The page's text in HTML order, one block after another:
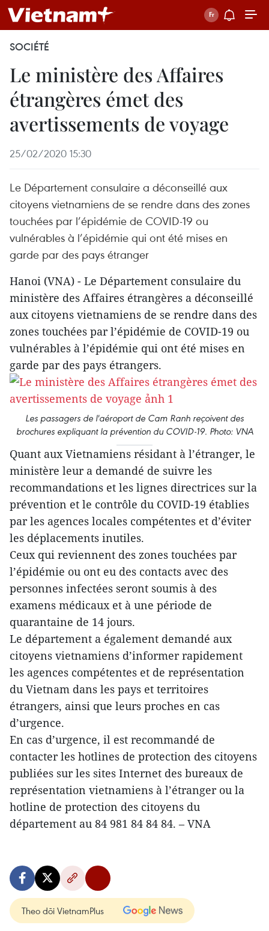
SOCIÉTÉ
Le ministère des Affaires
étrangères émet des
avertissements de voyage
25/02/2020 15:30
Le Département consulaire a déconseillé aux
citoyens vietnamiens de se rendre dans des zones
touchées par l’épidémie de COVID-19 ou
vulnérables à l’épidémie qui ont été mises en
garde par des pays étranger
Hanoi (VNA) - Le Département consulaire du
ministère des Affaires étrangères a déconseillé
aux citoyens vietnamiens de se rendre dans des
zones touchées par l’épidémie de COVID-19 ou
vulnérables à l’épidémie qui ont été mises en
garde par des pays étrangers.
Les passagers de l'aéroport de Cam Ranh reçoivent des
brochures expliquant la prévention du COVID-19. Photo: VNA
Quant aux Vietnamiens résidant à l’étranger, le
ministère leur a demandé de suivre les
recommandations et les lignes directrices sur la
prévention et le contrôle du COVID-19 établies
par les agences locales compétentes et d’éviter
les déplacements inutiles.
Ceux qui reviennent des zones touchées par
l’épidémie ou ont eu des contacts avec des
personnes infectées seront soumis à des
examens médicaux et à une période de
quarantaine de 14 jours.
Le département a également demandé aux
citoyens vietnamiens d’informer rapidement
les agences compétentes et de représentation
du Vietnam dans les pays et territoires
étrangers, ainsi que leurs proches en cas
d’urgence.
En cas d’urgence, il est recommandé de
contacter les hotlines de protection des citoyens
publiées sur les sites Internet des bureaux de
représentation vietnamiens à l’étranger ou la
hotline de protection des citoyens du
département au 84 981 84 84 84. – VNA
Theo dõi VietnamPlus